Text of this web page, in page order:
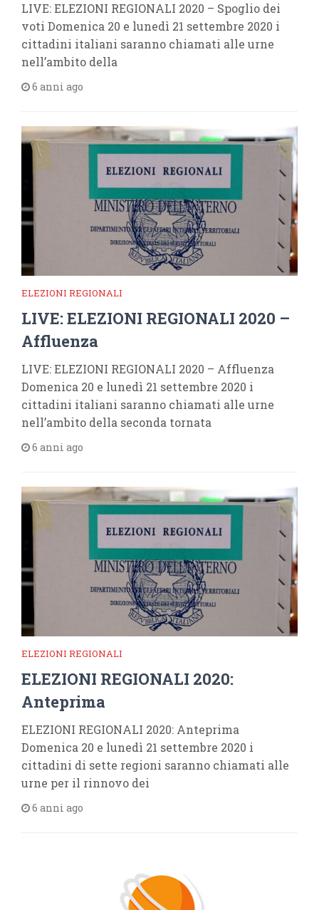
LIVE: ELEZIONI REGIONALI 2020 – Spoglio dei
voti Domenica 20 e lunedì 21 settembre 2020 i
cittadini italiani saranno chiamati alle urne
nell’ambito della
6 anni ago
ELEZIONI REGIONALI
LIVE: ELEZIONI REGIONALI 2020 –
Affluenza
LIVE: ELEZIONI REGIONALI 2020 – Affluenza
Domenica 20 e lunedì 21 settembre 2020 i
cittadini italiani saranno chiamati alle urne
nell’ambito della seconda tornata
6 anni ago
ELEZIONI REGIONALI
ELEZIONI REGIONALI 2020:
Anteprima
ELEZIONI REGIONALI 2020: Anteprima
Domenica 20 e lunedì 21 settembre 2020 i
cittadini di sette regioni saranno chiamati alle
urne per il rinnovo dei
6 anni ago